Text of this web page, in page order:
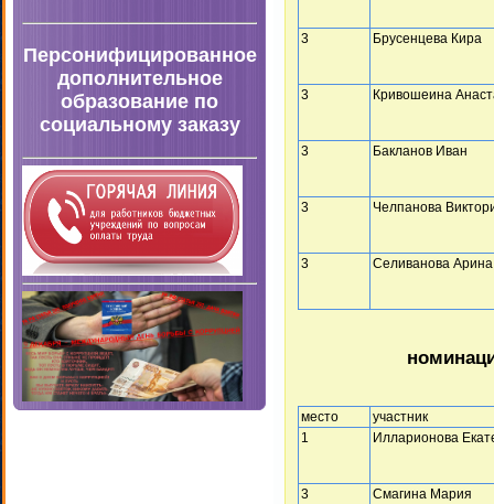
Персонифицированное
дополнительное
образование по
социальному заказу
3 Брусенцева Кира
3 Кривошеина
3 Бакланов Иван
3 Челпанова
3 Селиванова Арина
место
участник
1
Илларионова
3 Смагина Мария